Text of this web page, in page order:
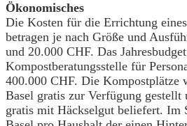
Ökonomisches
Die Kosten für die Errichtung
betragen je nach Größe und
und 20.000 CHF. Das
Kompostberatungsstelle für
400.000 CHF. Die Kompostplätze
Basel gratis zur Verfügung gestellt
gratis mit Häckselgut beliefert. Im